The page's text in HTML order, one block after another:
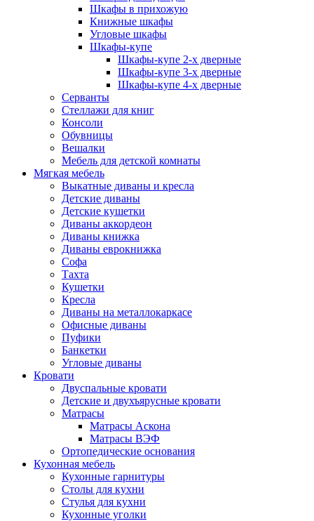
Шкафы в прихожую
Книжные шкафы
Угловые шкафы
Шкафы-купе
Шкафы-купе 2-x дверные
Шкафы-купе 3-х дверные
Шкафы-купе 4-х дверные
Серванты
Стеллажи для книг
Консоли
Обувницы
Вешалки
Мебель для детской комнаты
Мягкая мебель
Выкатные диваны и кресла
Детские диваны
Детские кушетки
Диваны аккордеон
Диваны книжка
Диваны еврокнижка
Софа
Тахта
Кушетки
Кресла
Диваны на металлокаркасе
Офисные диваны
Пуфики
Банкетки
Угловые диваны
Кровати
Двуспальные кровати
Детские и двухъярусные кровати
Матрасы
Матрасы Аскона
Матрасы ВЭФ
Ортопедические основания
Кухонная мебель
Кухонные гарнитуры
Столы для кухни
Стулья для кухни
Кухонные уголки